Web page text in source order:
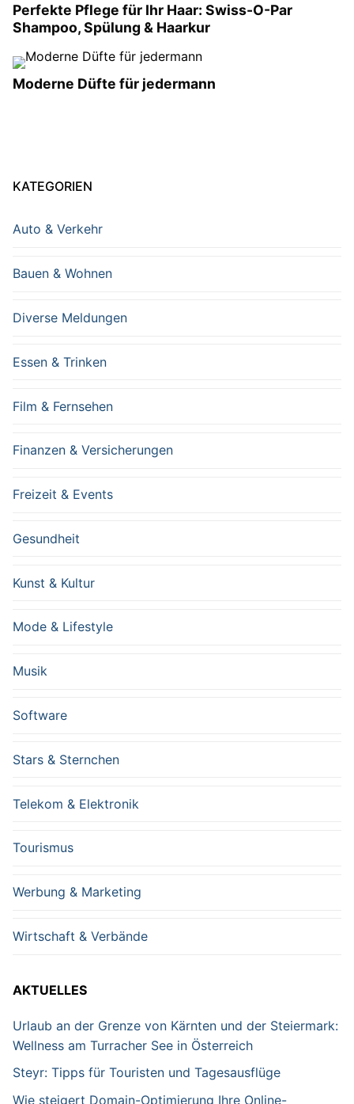
Perfekte Pflege für Ihr Haar: Swiss-O-Par
Shampoo, Spülung & Haarkur
Moderne Düfte für jedermann
KATEGORIEN
Auto & Verkehr
Bauen & Wohnen
Diverse Meldungen
Essen & Trinken
Film & Fernsehen
Finanzen & Versicherungen
Freizeit & Events
Gesundheit
Kunst & Kultur
Mode & Lifestyle
Musik
Software
Stars & Sternchen
Telekom & Elektronik
Tourismus
Werbung & Marketing
Wirtschaft & Verbände
AKTUELLES
Urlaub an der Grenze von Kärnten und der Steiermark:
Wellness am Turracher See in Österreich
Steyr: Tipps für Touristen und Tagesausflüge
Wie steigert Domain-Optimierung Ihre Online-